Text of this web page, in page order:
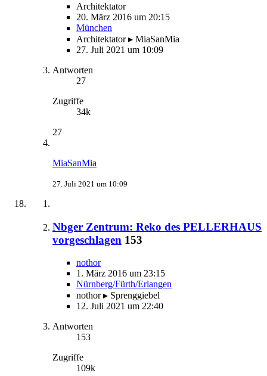
Architektator
20. März 2016 um 20:15
München
Architektator ▸ MiaSanMia
27. Juli 2021 um 10:09
Antworten
27
Zugriffe
34k
27
MiaSanMia
27. Juli 2021 um 10:09
Nbger Zentrum: Reko des PELLERHAUS
vorgeschlagen 153
nothor
1. März 2016 um 23:15
Nürnberg/Fürth/Erlangen
nothor ▸ Sprenggiebel
12. Juli 2021 um 22:40
Antworten
153
Zugriffe
109k